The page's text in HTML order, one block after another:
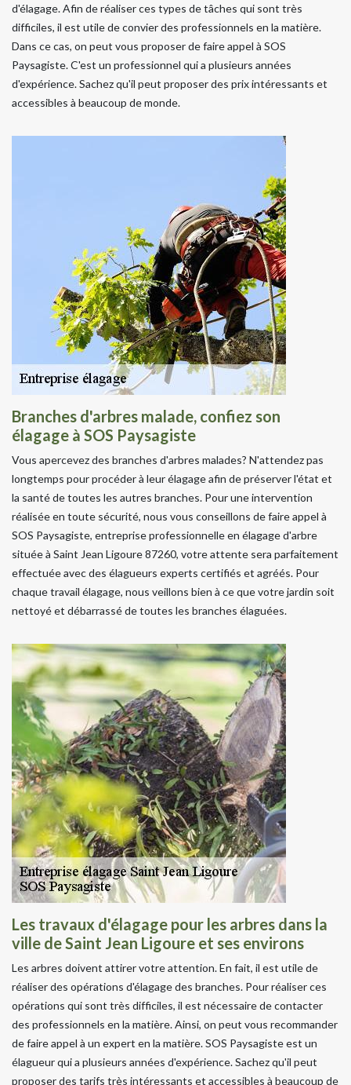
d'élagage. Afin de réaliser ces types de tâches qui sont très
difficiles, il est utile de convier des professionnels en la matière.
Dans ce cas, on peut vous proposer de faire appel à SOS
Paysagiste. C'est un professionnel qui a plusieurs années
d'expérience. Sachez qu'il peut proposer des prix intéressants et
accessibles à beaucoup de monde.
Branches d'arbres malade, confiez son
élagage à SOS Paysagiste
Vous apercevez des branches d'arbres malades? N'attendez pas
longtemps pour procéder à leur élagage afin de préserver l'état et
la santé de toutes les autres branches. Pour une intervention
réalisée en toute sécurité, nous vous conseillons de faire appel à
SOS Paysagiste, entreprise professionnelle en élagage d'arbre
située à Saint Jean Ligoure 87260, votre attente sera parfaitement
effectuée avec des élagueurs experts certifiés et agréés. Pour
chaque travail élagage, nous veillons bien à ce que votre jardin soit
nettoyé et débarrassé de toutes les branches élaguées.
Les travaux d'élagage pour les arbres dans la
ville de Saint Jean Ligoure et ses environs
Les arbres doivent attirer votre attention. En fait, il est utile de
réaliser des opérations d'élagage des branches. Pour réaliser ces
opérations qui sont très difficiles, il est nécessaire de contacter
des professionnels en la matière. Ainsi, on peut vous recommander
de faire appel à un expert en la matière. SOS Paysagiste est un
élagueur qui a plusieurs années d'expérience. Sachez qu'il peut
proposer des tarifs très intéressants et accessibles à beaucoup de